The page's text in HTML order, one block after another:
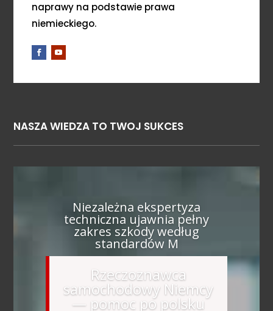
naprawy na podstawie prawa
niemieckiego.
NASZA WIEDZA TO TWOJ SUKCES
Niezależna ekspertyza
techniczna ujawnia pełny
zakres szkody według
standardów M
Rzeczoznawca
samochodowy Niemcy
— pomoc po polsku